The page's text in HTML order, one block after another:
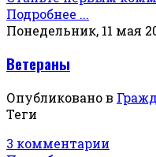
Подробнее ...
Понедельник, 11 мая
Ветераны
Опубликовано в
Теги
3 комментарии